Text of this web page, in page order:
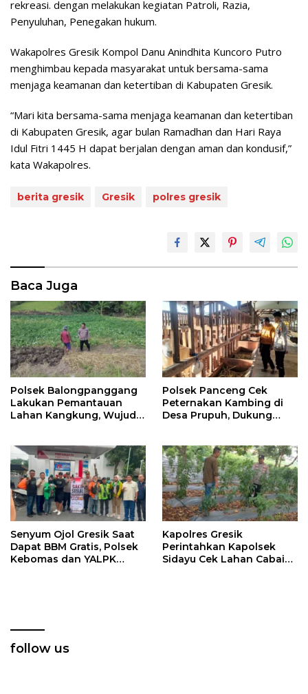
rekreasi. dengan melakukan kegiatan Patroli, Razia,
Penyuluhan, Penegakan hukum.
Wakapolres Gresik Kompol Danu Anindhita Kuncoro Putro
menghimbau kepada masyarakat untuk bersama-sama
menjaga keamanan dan ketertiban di Kabupaten Gresik.
“Mari kita bersama-sama menjaga keamanan dan ketertiban
di Kabupaten Gresik, agar bulan Ramadhan dan Hari Raya
Idul Fitri 1445 H dapat berjalan dengan aman dan kondusif,”
kata Wakapolres.
berita gresik Gresik polres gresik
Baca Juga
Polsek Balongpanggang
Lakukan Pemantauan
Lahan Kangkung, Wujud
Polsek Panceng Cek
Peternakan Kambing di
Desa Prupuh, Dukung
Senyum Ojol Gresik Saat
Dapat BBM Gratis, Polsek
Kebomas dan YALPK
Kapolres Gresik
Perintahkan Kapolsek
Sidayu Cek Lahan Cabai
follow us